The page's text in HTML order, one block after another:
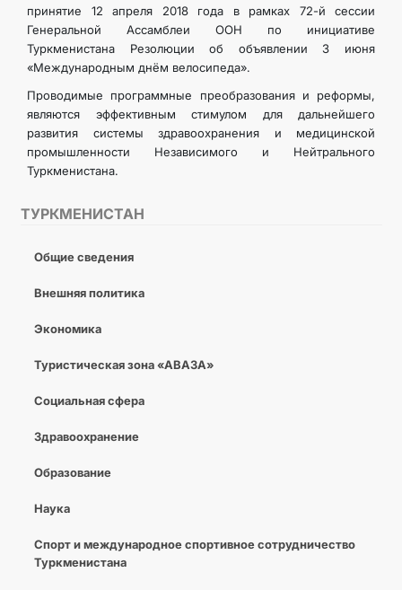
ТУРКМЕНИСТАН
Общие сведения
Внешняя политика
Экономика
Туристическая зона «АВАЗА»
Социальная сфера
Здравоохранение
Образование
Наука
Спорт и международное спортивное сотрудничество
Туркменистана
принятие 12 апреля 2018 года в рамках 72-й сессии
Генеральной Ассамблеи ООН по инициативе
Туркменистана Резолюции об объявлении 3 июня
«Международным днём велосипеда».
Проводимые программные преобразования и реформы,
являются эффективным стимулом для дальнейшего
развития системы здравоохранения и медицинской
промышленности Независимого и Нейтрального
Туркменистана.